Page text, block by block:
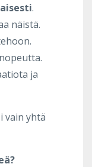
.
näistä.
ja
vain yhtä